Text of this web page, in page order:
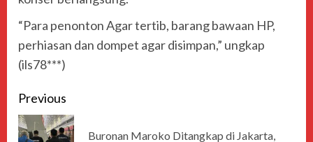
“Para penonton Agar tertib, barang bawaan HP,
perhiasan dan dompet agar disimpan,” ungkap
(ils78***)
Previous
Buronan Maroko Ditangkap di Jakarta,